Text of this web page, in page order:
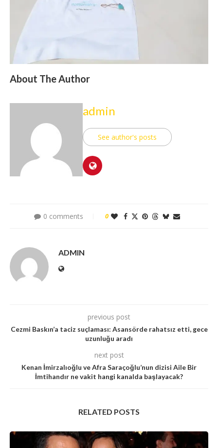
About The Author
admin
See author's posts
0 comments 0
ADMIN
previous post
Cezmi Baskın’a taciz suçlaması: Asansörde rahatsız etti, gece
uzunluğu aradı
next post
Kenan İmirzalıoğlu ve Afra Saraçoğlu’nun dizisi Aile Bir
İmtihandır ne vakit hangi kanalda başlayacak?
RELATED POSTS